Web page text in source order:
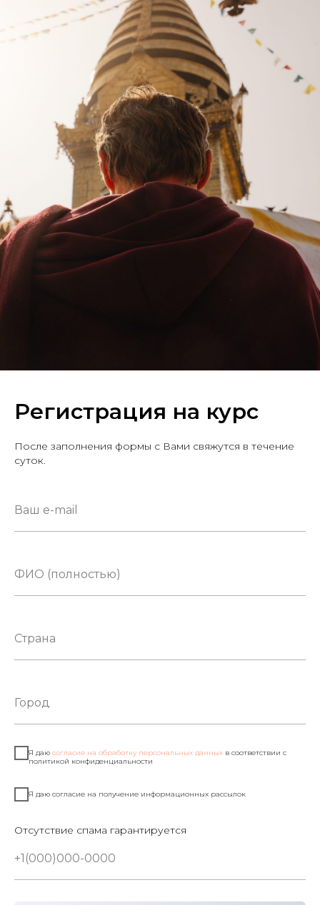
Регистрация на курс
После заполнения формы с Вами свяжутся в течение
суток.
Я даю согласие на обработку персональных данных в соответствии с
политикой конфиденциальности
Я даю согласие на получение информационных рассылок
Отсутствие спама гарантируется